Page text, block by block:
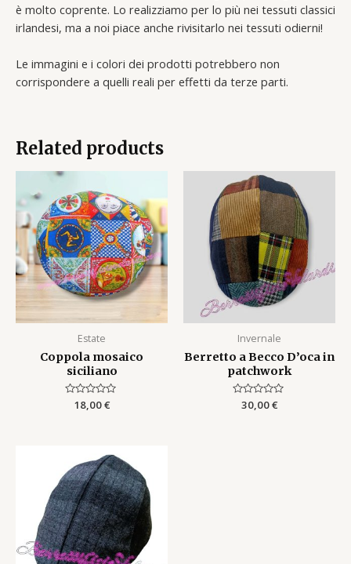
è molto coprente. Lo realizziamo per lo più nei tessuti classici
irlandesi, ma a noi piace anche rivisitarlo nei tessuti odierni!
Le immagini e i colori dei prodotti potrebbero non
corrispondere a quelli reali per effetti da terze parti.
Related products
Estate
Coppola mosaico
siciliano
Rated
18,00€
Invernale
Berretto a Becco D’oca in
patchwork
Rated
30,00€